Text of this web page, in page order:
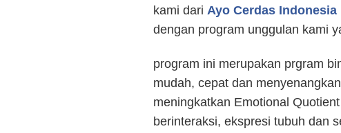
kami dari Ayo Cerdas Indonesia
dengan program unggulan kami
program ini merupakan prgram
mudah, cepat dan
meningkatkan Emotional
berinteraksi, ekspresi tubuh dan